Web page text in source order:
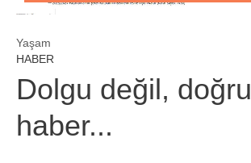
Yaşam
HABER
Dolgu değil, doğru
haber...